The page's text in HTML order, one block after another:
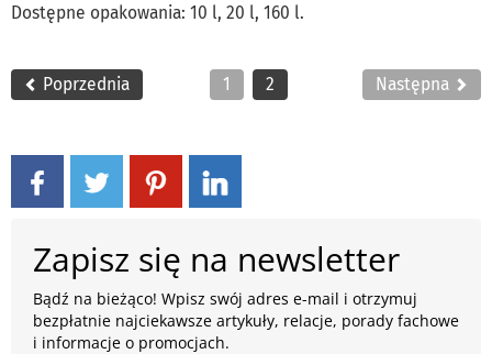
Dostępne opakowania: 10 l, 20 l, 160 l.
Poprzednia 1 2 Następna
Zapisz się na newsletter
Bądź na bieżąco! Wpisz swój adres e-mail i otrzymuj
bezpłatnie najciekawsze artykuły, relacje, porady fachowe
i informacje o promocjach.